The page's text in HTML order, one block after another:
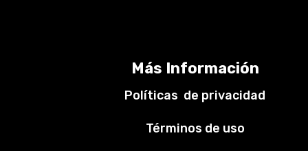
Más Información
Políticas de privacidad
Términos de uso